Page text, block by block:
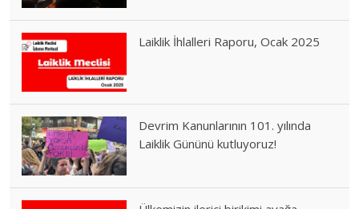
Laiklik İhlalleri Raporu, Ocak 2025
Devrim Kanunlarının 101. yılında
Laiklik Gününü kutluyoruz!